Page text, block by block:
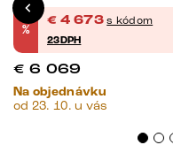
%
€ 4 673 s kódom
23DPH
€ 6 069
Na objednávku
od 23. 10. u vás